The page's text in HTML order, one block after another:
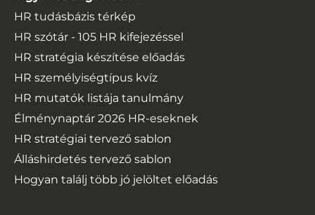
HR tudásbázis térkép
HR szótár - 105 HR kifejezéssel
HR stratégia készítése előadás
HR személyiségtípus kvíz
HR mutatók listája tanulmány
Élménynaptár 2026 HR-eseknek
HR stratégiai tervező sablon
Álláshirdetés tervező sablon
Hogyan találj több jó jelöltet előadás